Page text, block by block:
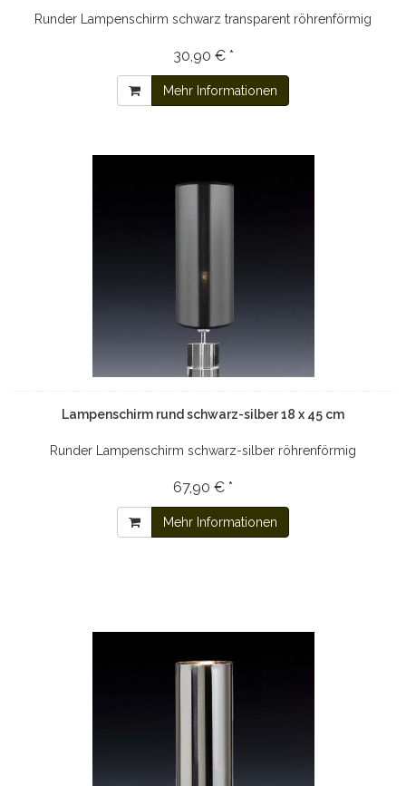
Runder Lampenschirm schwarz transparent röhrenförmig
30,90 € *
Mehr Informationen
Lampenschirm rund schwarz-silber 18 x 45 cm
Runder Lampenschirm schwarz-silber röhrenförmig
67,90 € *
Mehr Informationen